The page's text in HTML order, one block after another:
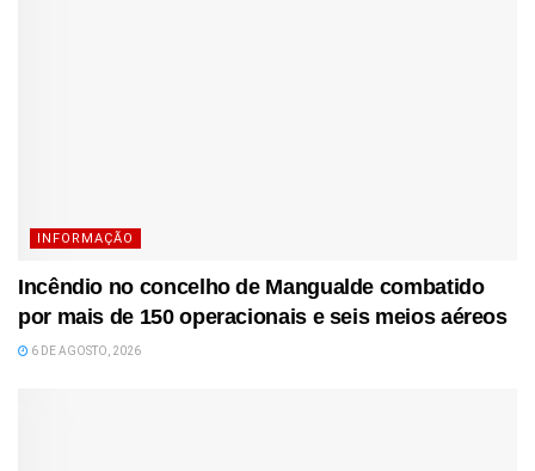
INFORMAÇÃO
Incêndio no concelho de Mangualde combatido
por mais de 150 operacionais e seis meios aéreos
6 DE AGOSTO, 2026